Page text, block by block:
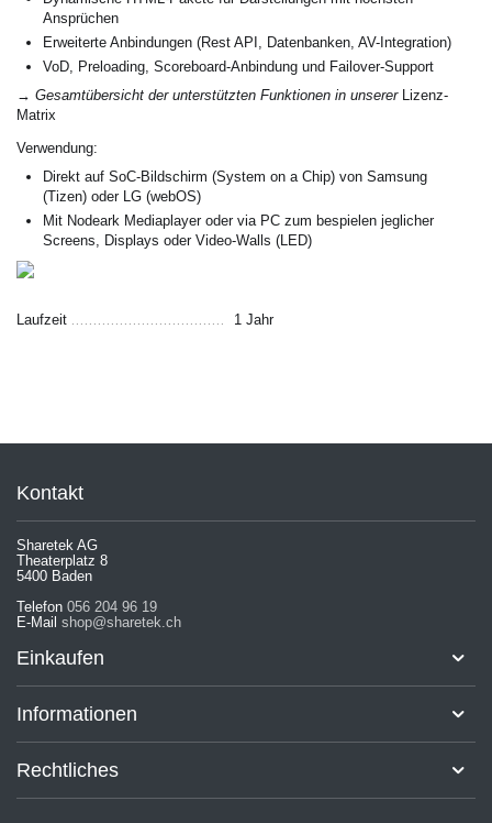
Ansprüchen
Erweiterte Anbindungen (Rest API, Datenbanken, AV-Integration)
VoD, Preloading, Scoreboard-Anbindung und Failover-Support
→Gesamtübersicht der unterstützten Funktionen in unserer Lizenz-
Matrix
Verwendung:
Direkt auf SoC-Bildschirm (System on a Chip) von Samsung
(Tizen) oder LG (webOS)
Mit Nodeark Mediaplayeroder via PC zum bespielen jeglicher
Screens, Displays oder Video-Walls (LED)
Laufzeit 1 Jahr
Kontakt
Sharetek AG
Theaterplatz 8
5400 Baden
Telefon056 204 96 19
E-Mailshop@sharetek.ch
Einkaufen
Informationen
Rechtliches